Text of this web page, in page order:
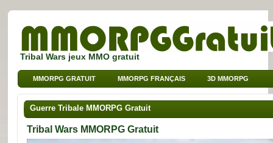
Tribal Wars jeux MMO gratuit
MMORPG GRATUIT MMORPG FRANÇAIS 3D MMORPG
JEUX SUR NAVIGATEUR MMO POUR ENFANTS
MMO DE SPORT
Guerre Tribale MMORPG Gratuit
Tribal Wars MMORPG Gratuit